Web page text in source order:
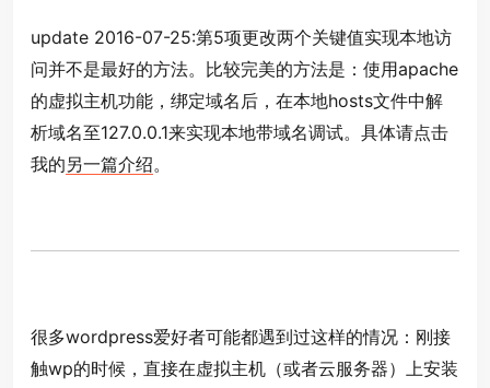
update 2016-07-25:第5项更改两个关键值实现本地访
问并不是最好的方法。比较完美的方法是：使用apache
的虚拟主机功能，绑定域名后，在本地hosts文件中解
析域名至127.0.0.1来实现本地带域名调试。具体请点击
我的另一篇介绍。
很多wordpress爱好者可能都遇到过这样的情况：刚接
触wp的时候，直接在虚拟主机（或者云服务器）上安装